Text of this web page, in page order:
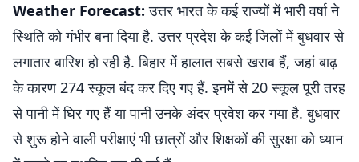
Weather Forecast: उत्तर भारत के कई राज्यों में भारी वर्षा ने
स्थिति को गंभीर बना दिया है. उत्तर प्रदेश के कई जिलों में बुधवार से
लगातार बारिश हो रही है. बिहार में हालात सबसे खराब हैं, जहां बाढ़
के कारण 274 स्कूल बंद कर दिए गए हैं. इनमें से 20 स्कूल पूरी तरह
से पानी में घिर गए हैं या पानी उनके अंदर प्रवेश कर गया है. बुधवार
से शुरू होने वाली परीक्षाएं भी छात्रों और शिक्षकों की सुरक्षा को ध्यान